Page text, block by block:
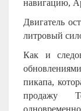
навигацию,
Двигатель
литровый
Как и
пикапа,
продажу